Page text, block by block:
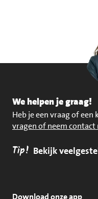
We helpen je graag!
Heb je een vraag of een
vragen of neem contact
Tip! Bekijk
Download onze app